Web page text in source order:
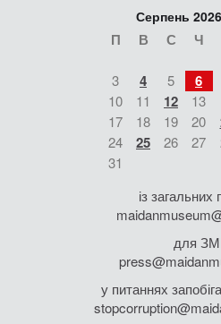
Серпень 2026
П В С Ч
3 4 5 6
10
11 12 13
17
18 19 20
24
25 26 27
31
із загальних
для
у питаннях